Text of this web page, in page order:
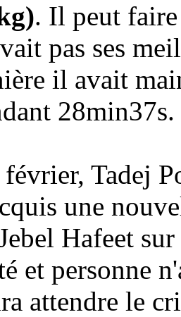
. Il peut faire
pas ses
il avait
28min37s.
Tadej
une
Hafeet
et personne
attendre le